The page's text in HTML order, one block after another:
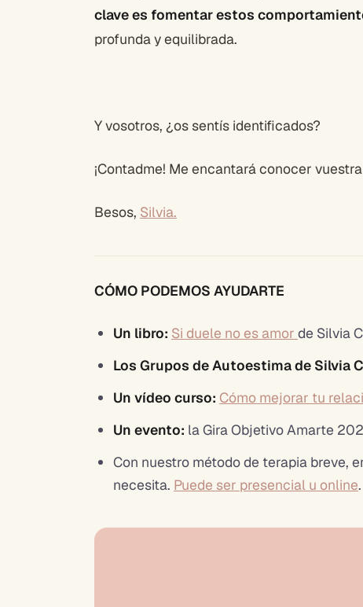
clave es fomentar estos
profunda y equilibrada.
Y vosotros, ¿os sentís identificados?
¡Contadme! Me encantará conocer
Besos, Silvia.
CÓMO PODEMOS AYUDARTE
Un libro: Si duele no es amor de Silvia
Los Grupos de Autoestima de Silvia
Un vídeo curso: Cómo mejorar tu
Un evento: la Gira Objetivo Amarte
Con nuestro método de terapia breve,
necesita. Puede ser presencial u online.